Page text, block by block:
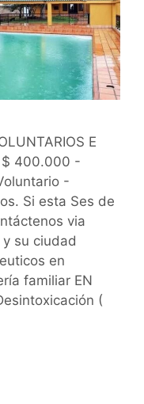
E
$ 400.000 -
-
Si esta Ses de
via
su ciudad
en
familiar EN
(